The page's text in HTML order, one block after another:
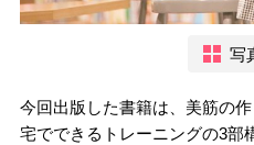
写
今回出版した書籍は、美筋の
宅でできるトレーニングの3部